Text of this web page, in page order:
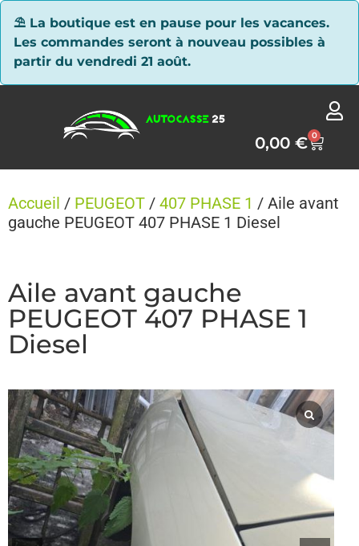
⛱ La boutique est en pause pour les vacances.
Les commandes seront à nouveau possibles à
partir du vendredi 21 août.
0,00€ 0
Accueil / PEUGEOT / 407 PHASE 1 / Aile avant
gauche PEUGEOT 407 PHASE 1 Diesel
Aile avant gauche
PEUGEOT 407 PHASE 1
Diesel
Panneau de gestion des cookies